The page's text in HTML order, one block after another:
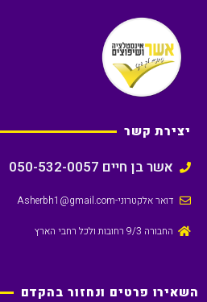
יצירת קשר
אשר בן חיים 050-532-0057
דואר אלקטרוני-Asherbh1@gmail.com
החבורה 9/3 רחובות ולכל רחבי הארץ
השאירו פרטים ונחזור בהקדם